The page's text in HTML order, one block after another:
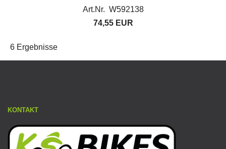
Art.Nr. W592138
74,55 EUR
6 Ergebnisse
KONTAKT